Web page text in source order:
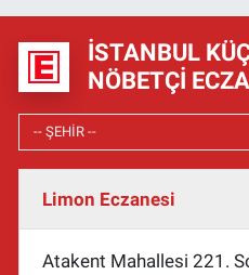
İSTANBUL
NÖBETÇI
Limon Eczanesi
Atakent Mahallesi 221.